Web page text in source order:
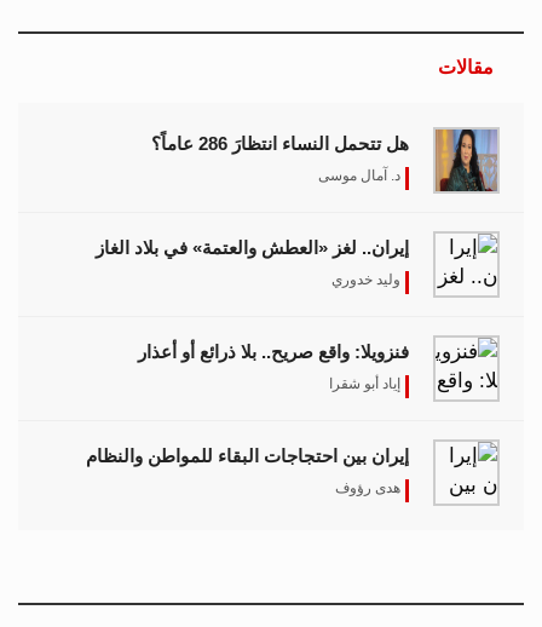
مقالات
هل تتحمل النساء انتظارَ 286 عاماً؟
د. آمال موسى
إيران.. لغز «العطش والعتمة» في بلاد الغاز
وليد خدوري
فنزويلا: واقع صريح.. بلا ذرائع أو أعذار
إياد أبو شقرا
إيران بين احتجاجات البقاء للمواطن والنظام
هدى رؤوف